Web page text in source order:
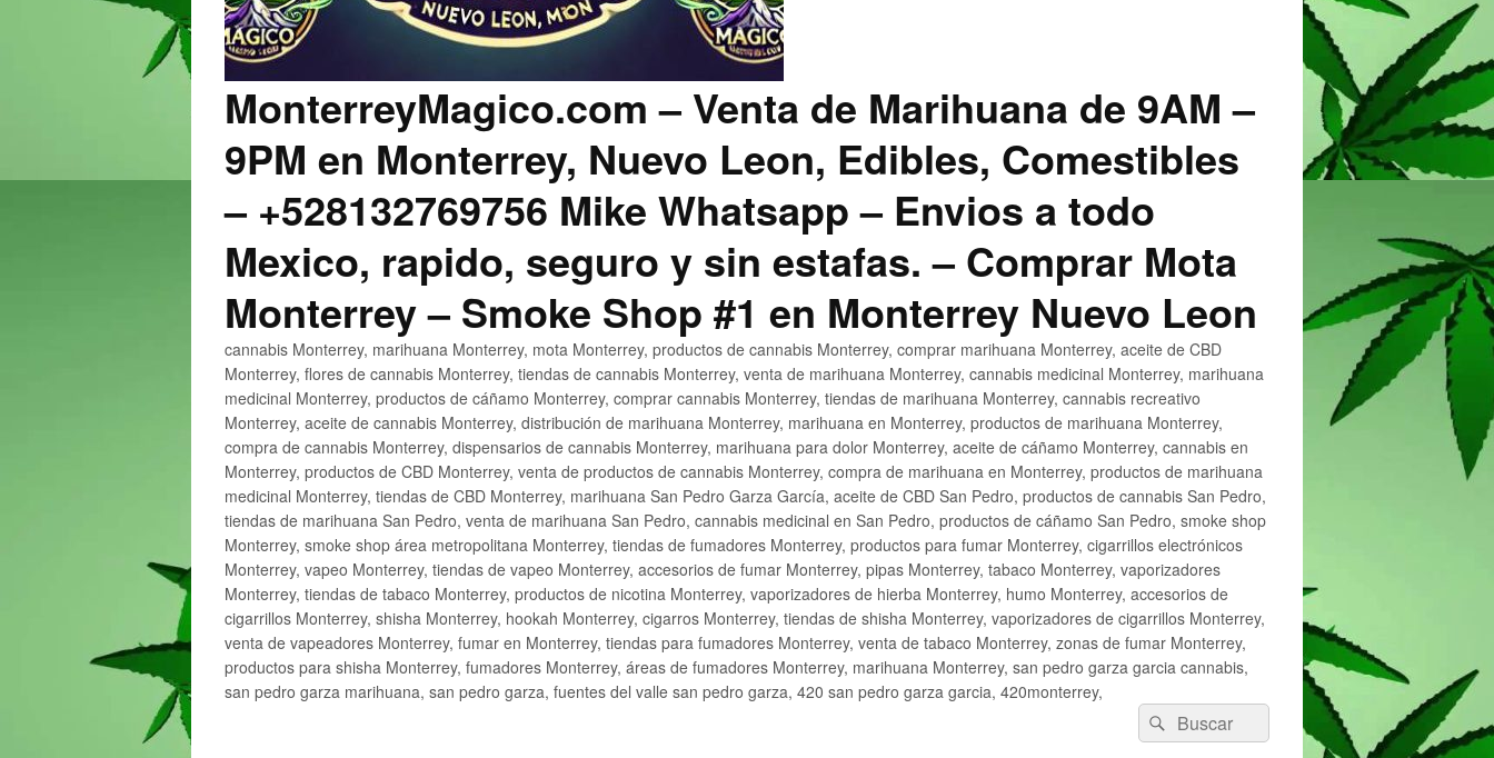
MonterreyMagico.com – Venta de Marihuana de 9AM –
9PM en Monterrey, Nuevo Leon, Edibles, Comestibles
– +528132769756 Mike Whatsapp – Envios a todo
Mexico, rapido, seguro y sin estafas. – Comprar Mota
Monterrey – Smoke Shop #1 en Monterrey Nuevo Leon
cannabis Monterrey, marihuana Monterrey, mota Monterrey, productos de cannabis Monterrey, comprar marihuana Monterrey, aceite de CBD
Monterrey, flores de cannabis Monterrey, tiendas de cannabis Monterrey, venta de marihuana Monterrey, cannabis medicinal Monterrey, marihuana
medicinal Monterrey, productos de cáñamo Monterrey, comprar cannabis Monterrey, tiendas de marihuana Monterrey, cannabis recreativo
Monterrey, aceite de cannabis Monterrey, distribución de marihuana Monterrey, marihuana en Monterrey, productos de marihuana Monterrey,
compra de cannabis Monterrey, dispensarios de cannabis Monterrey, marihuana para dolor Monterrey, aceite de cáñamo Monterrey, cannabis en
Monterrey, productos de CBD Monterrey, venta de productos de cannabis Monterrey, compra de marihuana en Monterrey, productos de marihuana
medicinal Monterrey, tiendas de CBD Monterrey, marihuana San Pedro Garza García, aceite de CBD San Pedro, productos de cannabis San Pedro,
tiendas de marihuana San Pedro, venta de marihuana San Pedro, cannabis medicinal en San Pedro, productos de cáñamo San Pedro, smoke shop
Monterrey, smoke shop área metropolitana Monterrey, tiendas de fumadores Monterrey, productos para fumar Monterrey, cigarrillos electrónicos
Monterrey, vapeo Monterrey, tiendas de vapeo Monterrey, accesorios de fumar Monterrey, pipas Monterrey, tabaco Monterrey, vaporizadores
Monterrey, tiendas de tabaco Monterrey, productos de nicotina Monterrey, vaporizadores de hierba Monterrey, humo Monterrey, accesorios de
cigarrillos Monterrey, shisha Monterrey, hookah Monterrey, cigarros Monterrey, tiendas de shisha Monterrey, vaporizadores de cigarrillos Monterrey,
venta de vapeadores Monterrey, fumar en Monterrey, tiendas para fumadores Monterrey, venta de tabaco Monterrey, zonas de fumar Monterrey,
productos para shisha Monterrey, fumadores Monterrey, áreas de fumadores Monterrey, marihuana Monterrey, san pedro garza garcia cannabis,
san pedro garza marihuana, san pedro garza, fuentes del valle san pedro garza, 420 san pedro garza garcia, 420monterrey,
Buscar
por:
Buscar